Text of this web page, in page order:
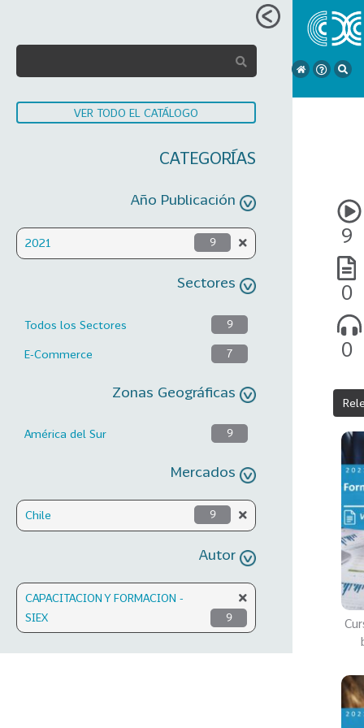
VER TODO EL CATÁLOGO
CATEGORÍAS
Año Publicación
2021 9
Sectores
Todos los Sectores 9
E-Commerce 7
Zonas Geográficas
América del Sur 9
Mercados
Chile 9
Autor
CAPACITACION Y FORMACION -
SIEX
9
9
0
0